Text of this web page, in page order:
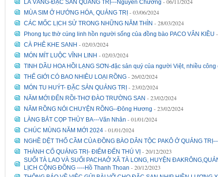
LÁ VẰNG-ĐẶC SẢN QUẢNG TRỊ---Nguyễn Chương
MÙA SIM Ở HƯỚNG HÓA, QUẢNG TRỊ - 03/06/2024
CÁC MỐC LỊCH SỬ TRONG NHỮNG NĂM THÌN - 28/03/2024
Phong tục thờ cúng linh hồn người sống của đồng bào PACO VÂN KIỀU
CÀ PHÊ KHE SANH - 02/03/2024
MÓN MÍT LUỘC VĨNH LINH - 02/03/2024
TINH DẦU HOA HỒI LẠNG SƠN-đặc sản quý của người Việt, nhiều
THẾ GIỚI CÓ BAO NHIÊU LOẠI RỒNG - 26/02/2024
MÓN TU HUÝT- ĐẶC SẢN QUẢNG TRỊ - 23/02/2024
NĂM MỚI ĐẾN RỒI-THƠ ĐÀO TRƯỜNG SAN - 23/02/2024
NĂM RỒNG NÓI CHUYỆN RỒNG--Đông Hương - 23/02/2024
LÀNG BẮT CỌP THỦY BA---Văn Nhân - 01/01/2024
CHÚC MÙNG NĂM MỚI 2024 - 01/01/2024
NGHỀ DỆT THỔ CẦM CỦA ĐỒNG BÀO DÂN TỘC PAKÔ Ở QUẢNG
THÀNH CỔ QUẢNG TRỊ- ĐIỂM ĐẾN THÚ VỊ - 20/12/2023
SUỐI TÀ LAO VÀ SUỐI PACHAỞ XÃ TÀ LONG, HUYỆN
LỊCH CỘNG ĐỒNG ----Hồ Thanh Thoan - 20/12/2023